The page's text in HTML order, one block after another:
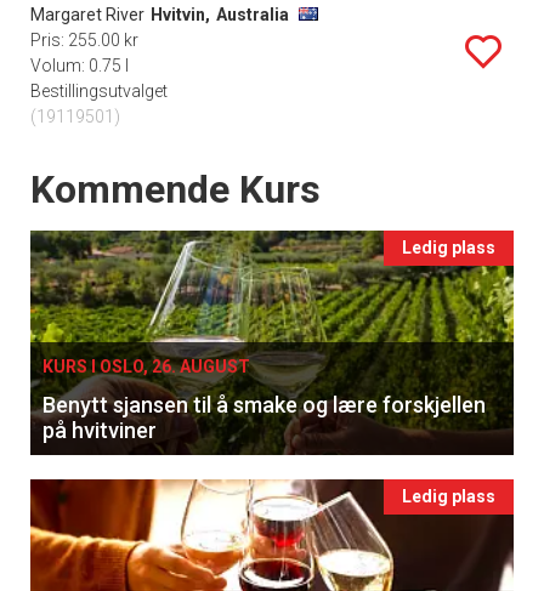
Margaret River Hvitvin, Australia
Pris: 255.00 kr
Volum: 0.75 l
Bestillingsutvalget
(19119501)
Events
Kommende Kurs
Ledig plass
KURS I OSLO, 26. AUGUST
Benytt sjansen til å smake og lære forskjellen
på hvitviner
Ledig plass